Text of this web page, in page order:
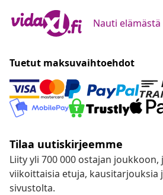
Nauti
Tuetut maksuvaihtoehdot
Tilaa uutiskirjeemme
Liity yli 700 000 ostajan joukkoon,
viikoittaisia etuja, kausitarjouksia
sivustolta.